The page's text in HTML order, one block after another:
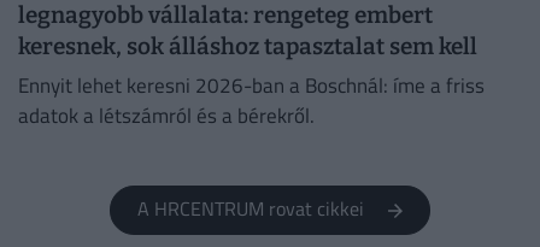
legnagyobb vállalata: rengeteg embert
keresnek, sok álláshoz tapasztalat sem kell
Ennyit lehet keresni 2026-ban a Boschnál: íme a friss
adatok a létszámról és a bérekről.
A HRCENTRUM rovat cikkei